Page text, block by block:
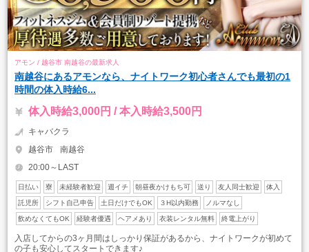
アモン / 越谷市 南越谷の最新求人
南越谷にあるアモンなら、ナイトワーク初心者さんでも最初の1
時間の体入時給6...
体入時給3,000円 / 本入時給3,500円
キャバクラ
越谷市
南越谷
20:00～LAST
日払い 寮 未経験者歓迎 週イチ 朝昼夜かけもち可 送り 友人同士歓迎 体入
託児所 シフト自己申告 土日だけでもOK ３H以内勤務 ノルマなし
飲めなくてもOK 経験者優遇 ヘアメあり 衣装レンタル無料 終電上がり
入店してからの3ヶ月間はしっかり保証があるから、ナイトワークが初めて
の子も安心してスタートできます♪